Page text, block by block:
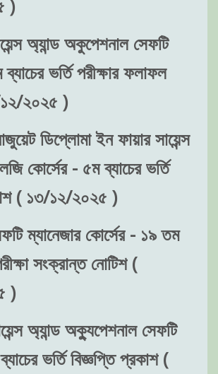
)
অ্যান্ড অকুপেশনাল সেফটি
ভর্তি পরীক্ষার ফলাফল
২০২৫ )
ডিপ্লোমা ইন ফায়ার সায়েন্স
কোর্সের - ৫ম ব্যাচের ভর্তি
( ১৩/১২/২০২৫ )
ম্যানেজার কোর্সের - ১৯ তম
সংক্রান্ত নোটিশ (
)
অ্যান্ড অক্যুপেশনাল সেফটি
ভর্তি বিজ্ঞপ্তি প্রকাশ (